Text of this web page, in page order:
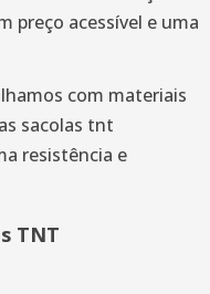
preço acessível e uma
com materiais
sacolas tnt
resistência e
TNT